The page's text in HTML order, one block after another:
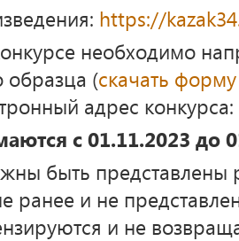
https://
необходимо
образца (скачать
адрес
с 01.11.2023 до
быть представлены
ранее и не
и не